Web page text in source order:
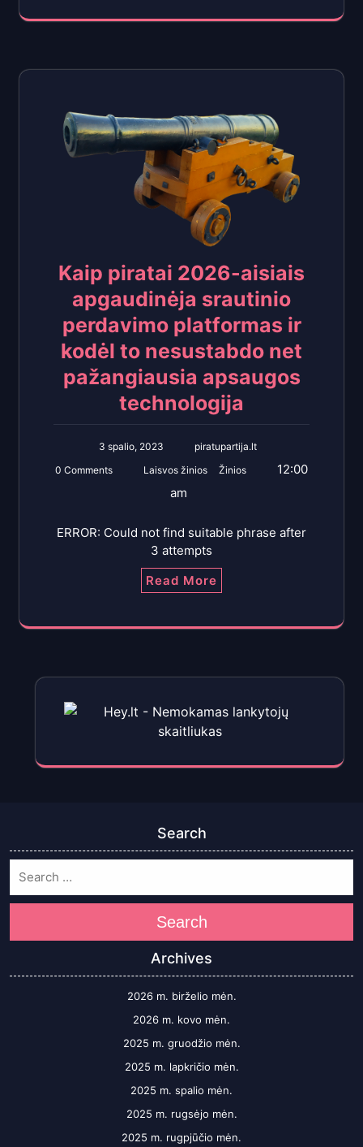
Kaip piratai 2026-aisiais
apgaudinėja srautinio
perdavimo platformas ir
kodėl to nesustabdo net
pažangiausia apsaugos
technologija
3 spalio, 2023
piratupartija.lt
0 Comments
Laisvos žinios Žinios
12:00
am
ERROR: Could not find suitable phrase after
3 attempts
Read More
Search
Search
Archives
2026 m. birželio mėn.
2026 m. kovo mėn.
2025 m. gruodžio mėn.
2025 m. lapkričio mėn.
2025 m. spalio mėn.
2025 m. rugsėjo mėn.
2025 m. rugpjūčio mėn.